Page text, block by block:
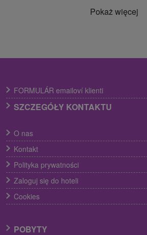
Pokaż więcej
FORMULÁR emailoví klienti
SZCZEGÓŁY KONTAKTU
O nas
Kontakt
Polityka prywatności
Zaloguj się do hoteli
Cookies
POBYTY